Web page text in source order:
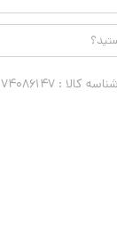
شناسه کالا :۷۴۰۸۶۱۴۷